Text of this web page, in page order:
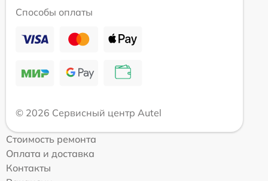
Способы оплаты
© 2026 Сервисный центр Autel
Стоимость ремонта
Оплата и доставка
Контакты